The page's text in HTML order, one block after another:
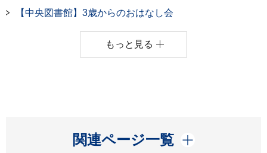
【中央図書館】3歳からのおはなし会
もっと見る
関連ページ一覧
開く